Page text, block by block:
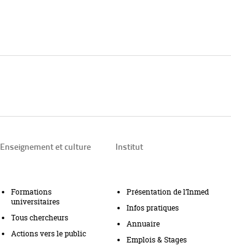
Enseignement et culture
Formations
universitaires
Tous chercheurs
Actions vers le public
Institut
Présentation de l’Inmed
Infos pratiques
Annuaire
Emplois & Stages